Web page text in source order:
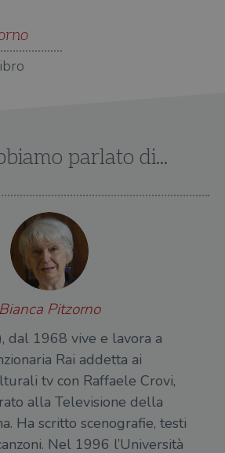
parlato di...
Bianca Pitzorno
dal 1968 vive e lavora a
Rai addetta ai
tv con Raffaele Crovi,
alla Televisione della
Ha scritto scenografie, testi
Nel 1996 l’Università